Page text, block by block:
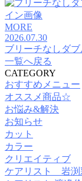
MORE
2026.07.30
ブリーチなしダ
一覧へ戻る
CATEGORY
おすすめメニュー
オススメ商品☆
お悩み&解決
お知らせ
カット
カラー
クリエイティブ
ケアリスト 岩渕